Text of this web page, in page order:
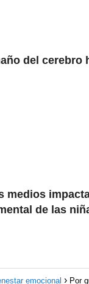
del cerebro
medios
de las
emocional Por